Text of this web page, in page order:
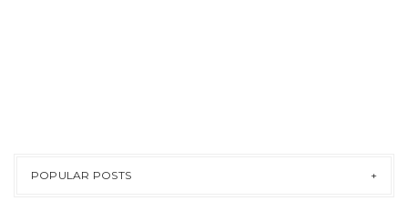
POPULAR POSTS